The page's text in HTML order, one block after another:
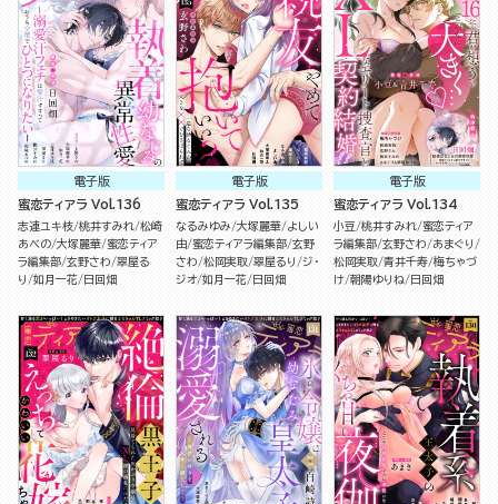
電子版
蜜恋ティアラ Vol.136
志連ユキ枝 桃井すみれ 松崎
あべの 大塚麗華 蜜恋ティア
ラ編集部 玄野さわ 翠屋る
り
如月一花 日回畑
電子版
蜜恋ティアラ Vol.135
なるみゆみ 大塚麗華 よしい
由 蜜恋ティアラ編集部 玄野
さわ 松岡実取 翠屋るり
ジ・
ジオ 如月一花 日回畑
電子版
蜜恋ティアラ Vol.134
小豆 桃井すみれ 蜜恋ティア
ラ編集部 玄野さわ
あまぐり
松岡実取 青井千寿 梅ちゃづ
け 朝陽ゆりね 日回畑